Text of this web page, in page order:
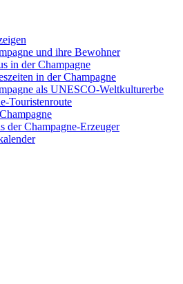
und ihre Bewohner
in der Champagne
in der Champagne
als UNESCO-Weltkulturerbe
Touristenroute
der Champagne-Erzeuger